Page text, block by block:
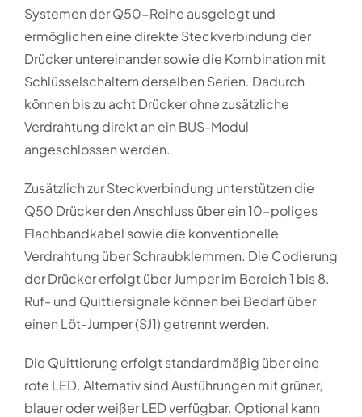
Systemen der Q50-Reihe ausgelegt und
ermöglichen eine direkte Steckverbindung der
Drücker untereinander sowie die Kombination mit
Schlüsselschaltern derselben Serien. Dadurch
können bis zu acht Drücker ohne zusätzliche
Verdrahtung direkt an ein BUS-Modul
angeschlossen werden.
Zusätzlich zur Steckverbindung unterstützen die
Q50 Drücker den Anschluss über ein 10-poliges
Flachbandkabel sowie die konventionelle
Verdrahtung über Schraubklemmen. Die Codierung
der Drücker erfolgt über Jumper im Bereich 1 bis 8.
Ruf- und Quittiersignale können bei Bedarf über
einen Löt-Jumper (SJ1) getrennt werden.
Die Quittierung erfolgt standardmäßig über eine
rote LED. Alternativ sind Ausführungen mit grüner,
blauer oder weißer LED verfügbar. Optional kann